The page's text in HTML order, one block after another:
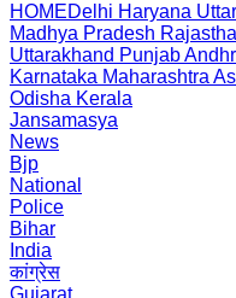
HOMEDelhi Haryana
Madhya Pradesh
Uttarakhand Punjab
Karnataka Maharashtra
Odisha Kerala
Jansamasya
News
Bjp
National
Police
Bihar
India
कांग्रेस
Gujarat